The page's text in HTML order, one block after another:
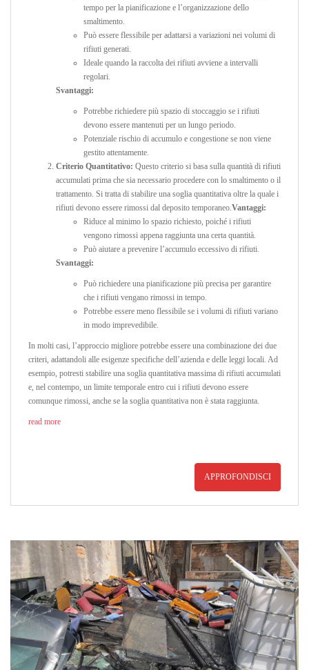
tempo per la pianificazione e l’organizzazione dello
smaltimento.
Può essere flessibile per adattarsi a variazioni nei volumi di
rifiuti generati.
Ideale quando la raccolta dei rifiuti avviene a intervalli
regolari.
Svantaggi:
Potrebbe richiedere più spazio di stoccaggio se i rifiuti
devono essere mantenuti per un lungo periodo.
Potenziale rischio di accumulo e congestione se non viene
gestito attentamente.
Criterio Quantitativo: Questo criterio si basa sulla quantità di rifiuti
accumulati prima che sia necessario procedere con lo smaltimento o il
trattamento. Si tratta di stabilire una soglia quantitativa oltre la quale i
rifiuti devono essere rimossi dal deposito temporaneo.Vantaggi:
Riduce al minimo lo spazio richiesto, poiché i rifiuti
vengono rimossi appena raggiunta una certa quantità.
Può aiutare a prevenire l’accumulo eccessivo di rifiuti.
Svantaggi:
Può richiedere una pianificazione più precisa per garantire
che i rifiuti vengano rimossi in tempo.
Potrebbe essere meno flessibile se i volumi di rifiuti variano
in modo imprevedibile.
In molti casi, l’approccio migliore potrebbe essere una combinazione dei due
criteri, adattandoli alle esigenze specifiche dell’azienda e delle leggi locali. Ad
esempio, potresti stabilire una soglia quantitativa massima di rifiuti accumulati
e, nel contempo, un limite temporale entro cui i rifiuti devono essere
comunque rimossi, anche se la soglia quantitativa non è stata raggiunta.
read more
APPROFONDISCI